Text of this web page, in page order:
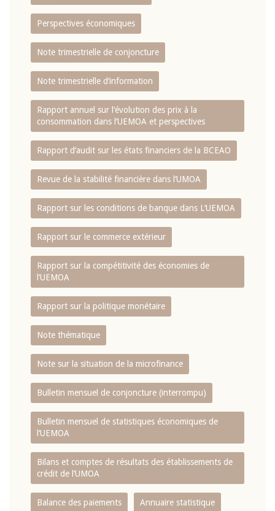
Perspectives économiques
Note trimestrielle de conjoncture
Note trimestrielle d‘information
Rapport annuel sur l‘évolution des prix à la
consommation dans l‘UEMOA et perspectives
Rapport d‘audit sur les états financiers de la BCEAO
Revue de la stabilité financière dans l‘UMOA
Rapport sur les conditions de banque dans L‘UEMOA
Rapport sur le commerce extérieur
Rapport sur la compétitivité des économies de
l‘UEMOA
Rapport sur la politique monétaire
Note thématique
Note sur la situation de la microfinance
Bulletin mensuel de conjoncture (interrompu)
Bulletin mensuel de statistiques économiques de
l‘UEMOA
Bilans et comptes de résultats des établissements de
crédit de l‘UMOA
Balance des paiements Annuaire statistique